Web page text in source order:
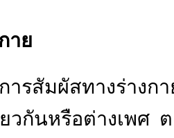
าย
รสัมผัสทางร่างก
ยวกันหรือต่างเพศ